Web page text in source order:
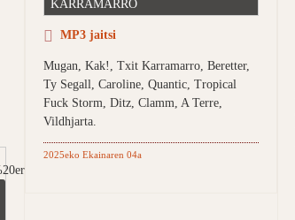
KARRAMARRO
MP3 jaitsi
Mugan, Kak!, Txit Karramarro, Beretter,
Ty Segall, Caroline, Quantic, Tropical
Fuck Storm, Ditz, Clamm, A Terre,
Vildhjarta.
2025eko Ekainaren 04a